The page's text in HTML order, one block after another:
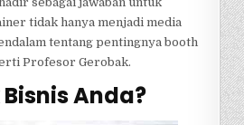
tidak hanya menjadi media
tentang pentingnya booth
Profesor Gerobak.
Anda?